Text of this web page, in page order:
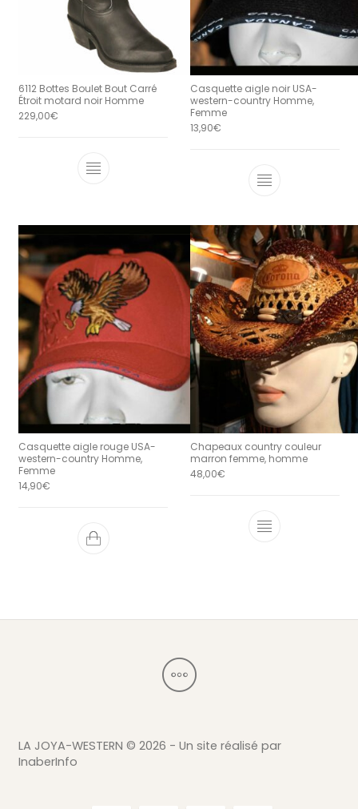
6112 Bottes Boulet Bout Carré
Étroit motard noir Homme
229,00€
Ce produit a plusieurs variations.
Casquette aigle noir USA-
western-country Homme,
Femme
13,90€
Casquette aigle rouge USA-
western-country Homme,
Femme
14,90€
Chapeaux country couleur
marron femme, homme
48,00€
Ce produit a
LA JOYA-WESTERN © 2026 - Un site réalisé par
InaberInfo